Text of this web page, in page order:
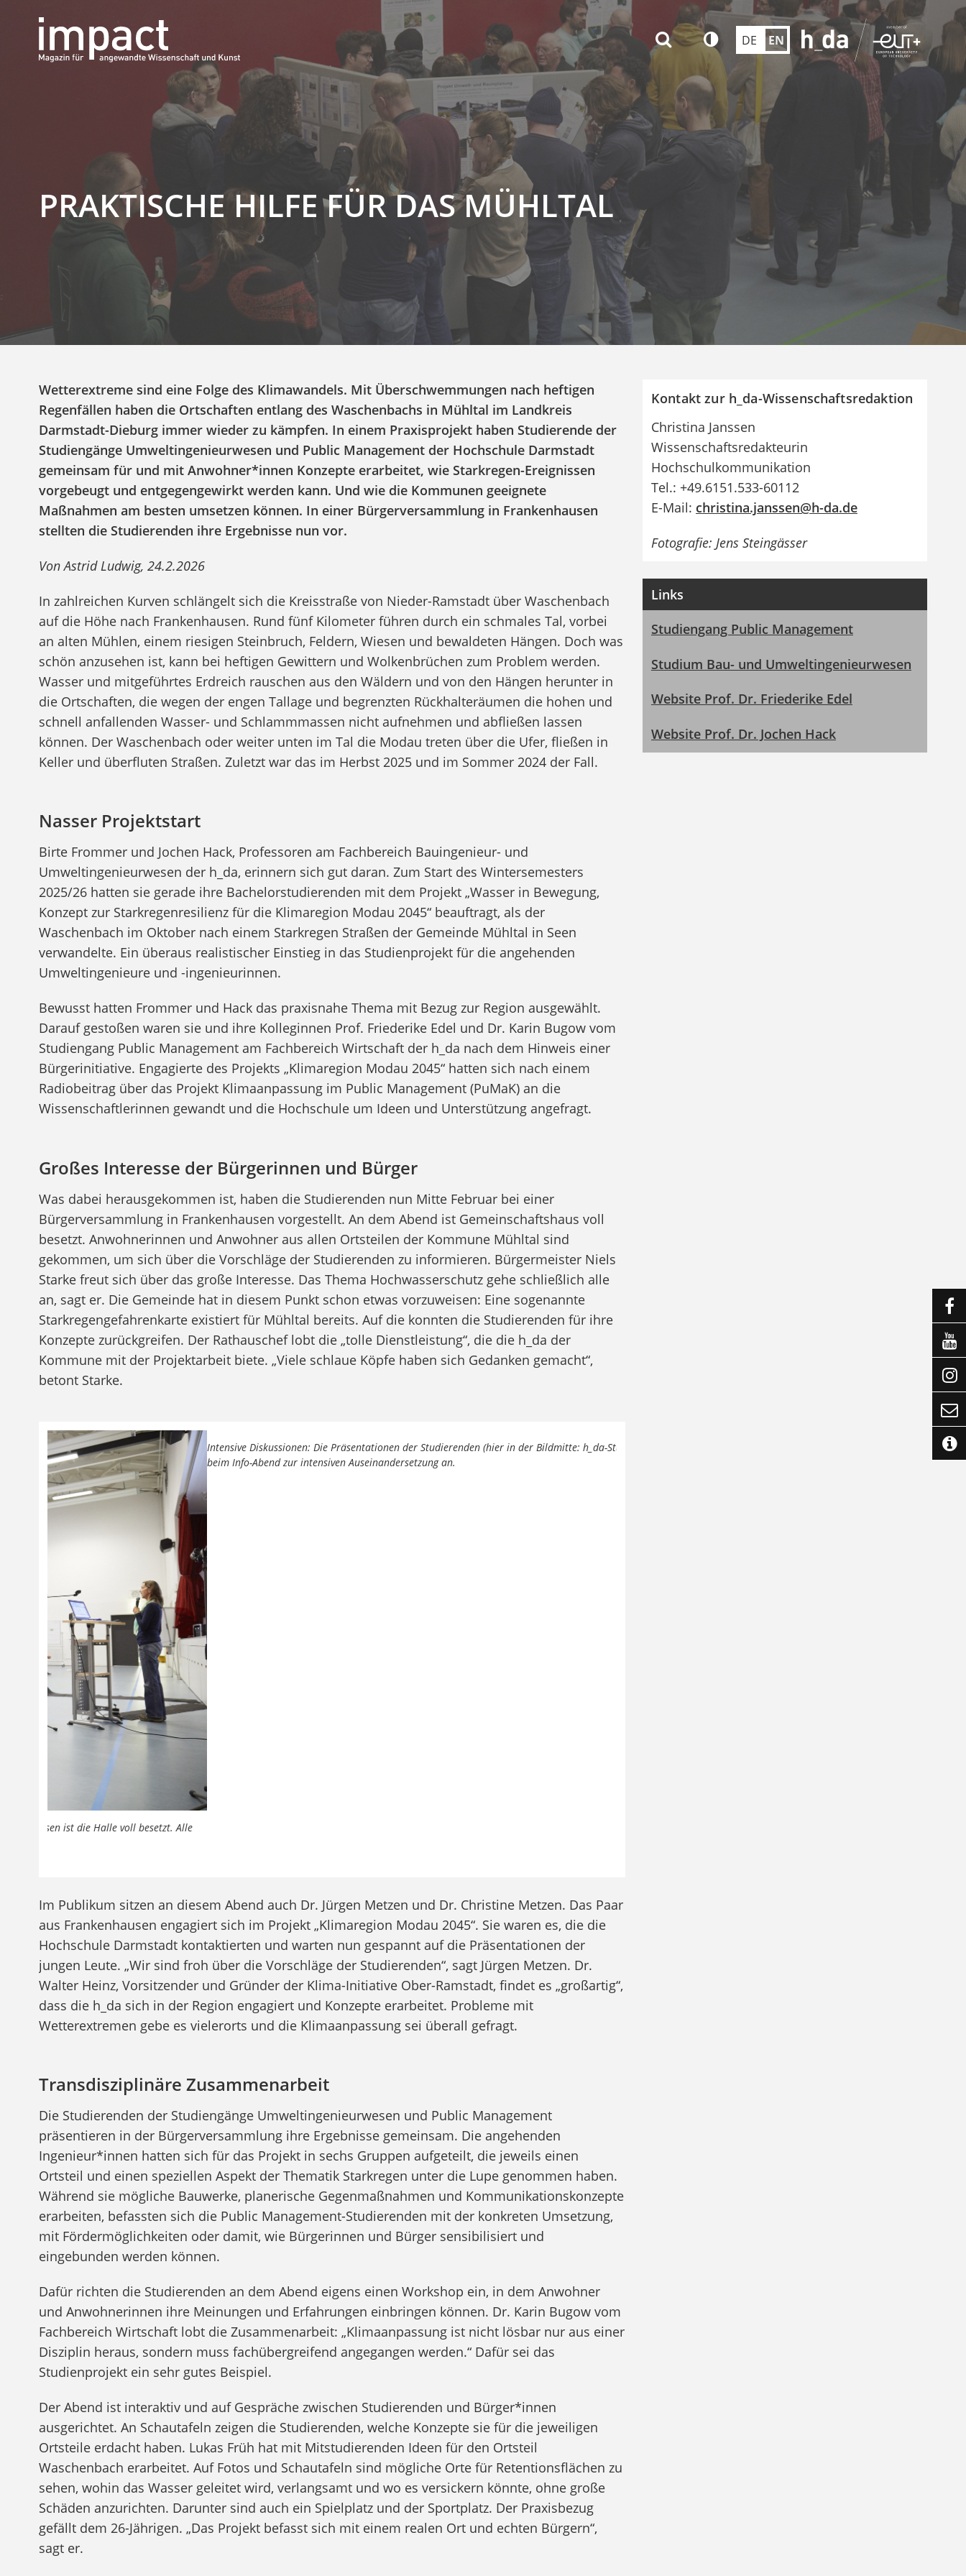
DE EN
PRAKTISCHE HILFE FÜR DAS MÜHLTAL
Wetterextreme sind eine Folge des Klimawandels. Mit Überschwemmungen nach heftigen
Regenfällen haben die Ortschaften entlang des Waschenbachs in Mühltal im Landkreis
Darmstadt-Dieburg immer wieder zu kämpfen. In einem Praxisprojekt haben Studierende der
Studiengänge Umweltingenieurwesen und Public Management der Hochschule Darmstadt
gemeinsam für und mit Anwohner*innen Konzepte erarbeitet, wie Starkregen-Ereignissen
vorgebeugt und entgegengewirkt werden kann. Und wie die Kommunen geeignete
Maßnahmen am besten umsetzen können. In einer Bürgerversammlung in Frankenhausen
stellten die Studierenden ihre Ergebnisse nun vor.
Von Astrid Ludwig, 24.2.2026
In zahlreichen Kurven schlängelt sich die Kreisstraße von Nieder-Ramstadt über Waschenbach
auf die Höhe nach Frankenhausen. Rund fünf Kilometer führen durch ein schmales Tal, vorbei
an alten Mühlen, einem riesigen Steinbruch, Feldern, Wiesen und bewaldeten Hängen. Doch was
schön anzusehen ist, kann bei heftigen Gewittern und Wolkenbrüchen zum Problem werden.
Wasser und mitgeführtes Erdreich rauschen aus den Wäldern und von den Hängen herunter in
die Ortschaften, die wegen der engen Tallage und begrenzten Rückhalteräumen die hohen und
schnell anfallenden Wasser- und Schlammmassen nicht aufnehmen und abfließen lassen
können. Der Waschenbach oder weiter unten im Tal die Modau treten über die Ufer, fließen in
Keller und überfluten Straßen. Zuletzt war das im Herbst 2025 und im Sommer 2024 der Fall.
Nasser Projektstart
Birte Frommer und Jochen Hack, Professoren am Fachbereich Bauingenieur- und
Umweltingenieurwesen der h_da, erinnern sich gut daran. Zum Start des Wintersemesters
2025/26 hatten sie gerade ihre Bachelorstudierenden mit dem Projekt „Wasser in Bewegung,
Konzept zur Starkregenresilienz für die Klimaregion Modau 2045“ beauftragt, als der
Waschenbach im Oktober nach einem Starkregen Straßen der Gemeinde Mühltal in Seen
verwandelte. Ein überaus realistischer Einstieg in das Studienprojekt für die angehenden
Umweltingenieure und -ingenieurinnen.
Bewusst hatten Frommer und Hack das praxisnahe Thema mit Bezug zur Region ausgewählt.
Darauf gestoßen waren sie und ihre Kolleginnen Prof. Friederike Edel und Dr. Karin Bugow vom
Studiengang Public Management am Fachbereich Wirtschaft der h_da nach dem Hinweis einer
Bürgerinitiative. Engagierte des Projekts „Klimaregion Modau 2045“ hatten sich nach einem
Radiobeitrag über das Projekt Klimaanpassung im Public Management (PuMaK) an die
Wissenschaftlerinnen gewandt und die Hochschule um Ideen und Unterstützung angefragt.
Großes Interesse der Bürgerinnen und Bürger
Was dabei herausgekommen ist, haben die Studierenden nun Mitte Februar bei einer
Bürgerversammlung in Frankenhausen vorgestellt. An dem Abend ist Gemeinschaftshaus voll
besetzt. Anwohnerinnen und Anwohner aus allen Ortsteilen der Kommune Mühltal sind
gekommen, um sich über die Vorschläge der Studierenden zu informieren. Bürgermeister Niels
Starke freut sich über das große Interesse. Das Thema Hochwasserschutz gehe schließlich alle
an, sagt er. Die Gemeinde hat in diesem Punkt schon etwas vorzuweisen: Eine sogenannte
Starkregengefahrenkarte existiert für Mühltal bereits. Auf die konnten die Studierenden für ihre
Konzepte zurückgreifen. Der Rathauschef lobt die „tolle Dienstleistung“, die die h_da der
Kommune mit der Projektarbeit biete. „Viele schlaue Köpfe haben sich Gedanken gemacht“,
betont Starke.
Intensive Diskussionen: Die Präsentationen der Studierenden (hier in der Bildmitte: h_da-Student Jakob Lauterbach) regen
Previous
Im Publikum sitzen an diesem Abend auch Dr. Jürgen Metzen und Dr. Christine Metzen. Das Paar
aus Frankenhausen engagiert sich im Projekt „Klimaregion Modau 2045“. Sie waren es, die die
Hochschule Darmstadt kontaktierten und warten nun gespannt auf die Präsentationen der
jungen Leute. „Wir sind froh über die Vorschläge der Studierenden“, sagt Jürgen Metzen. Dr.
Walter Heinz, Vorsitzender und Gründer der Klima-Initiative Ober-Ramstadt, findet es „großartig“,
dass die h_da sich in der Region engagiert und Konzepte erarbeitet. Probleme mit
Wetterextremen gebe es vielerorts und die Klimaanpassung sei überall gefragt.
Transdisziplinäre Zusammenarbeit
Die Studierenden der Studiengänge Umweltingenieurwesen und Public Management
präsentieren in der Bürgerversammlung ihre Ergebnisse gemeinsam. Die angehenden
Ingenieur*innen hatten sich für das Projekt in sechs Gruppen aufgeteilt, die jeweils einen
Ortsteil und einen speziellen Aspekt der Thematik Starkregen unter die Lupe genommen haben.
Während sie mögliche Bauwerke, planerische Gegenmaßnahmen und Kommunikationskonzepte
erarbeiten, befassten sich die Public Management-Studierenden mit der konkreten Umsetzung,
mit Fördermöglichkeiten oder damit, wie Bürgerinnen und Bürger sensibilisiert und
eingebunden werden können.
Dafür richten die Studierenden an dem Abend eigens einen Workshop ein, in dem Anwohner
und Anwohnerinnen ihre Meinungen und Erfahrungen einbringen können. Dr. Karin Bugow vom
Fachbereich Wirtschaft lobt die Zusammenarbeit: „Klimaanpassung ist nicht lösbar nur aus einer
Disziplin heraus, sondern muss fachübergreifend angegangen werden.“ Dafür sei das
Studienprojekt ein sehr gutes Beispiel.
Der Abend ist interaktiv und auf Gespräche zwischen Studierenden und Bürger*innen
ausgerichtet. An Schautafeln zeigen die Studierenden, welche Konzepte sie für die jeweiligen
Ortsteile erdacht haben. Lukas Früh hat mit Mitstudierenden Ideen für den Ortsteil
Waschenbach erarbeitet. Auf Fotos und Schautafeln sind mögliche Orte für Retentionsflächen zu
sehen, wohin das Wasser geleitet wird, verlangsamt und wo es versickern könnte, ohne große
Schäden anzurichten. Darunter sind auch ein Spielplatz und der Sportplatz. Der Praxisbezug
gefällt dem 26-Jährigen. „Das Projekt befasst sich mit einem realen Ort und echten Bürgern“,
sagt er.
Kontakt zur h_da-Wissenschaftsredaktion
Christina Janssen
Wissenschaftsredakteurin
Hochschulkommunikation
Tel.: +49.6151.533-60112
E-Mail: christina.janssen@h-da.de
Fotografie: Jens Steingässer
Links
Studiengang Public Management
Studium Bau- und Umweltingenieurwesen
Website Prof. Dr. Friederike Edel
Website Prof. Dr. Jochen Hack




